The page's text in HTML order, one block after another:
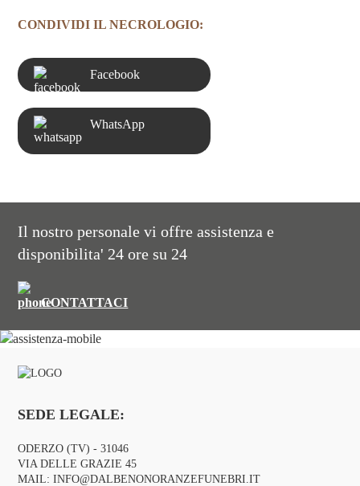
CONDIVIDI IL NECROLOGIO:
Facebook
WhatsApp
Il nostro personale vi offre assistenza e
disponibilita' 24 ore su 24
CONTATTACI
SEDE LEGALE:
ODERZO (TV) - 31046
VIA DELLE GRAZIE 45
MAIL:INFO@DALBENONORANZEFUNEBRI.IT